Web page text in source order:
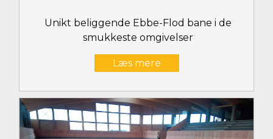
Unikt beliggende Ebbe-Flod bane i de
smukkeste omgivelser
Læs mere